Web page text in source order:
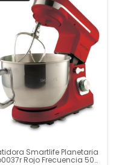
Smartlife Planetaria
Rojo Frecuencia 50